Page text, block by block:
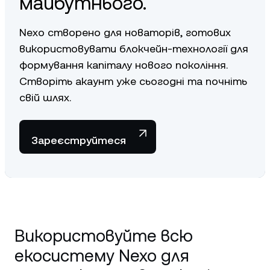
Nexo створено для новаторів, готових
використовувати блокчейн-технології для
формування капіталу нового покоління.
Створіть акаунт уже сьогодні та почніть
свій шлях.
Зареєструйтеся
Використовуйте всю
екосистему Nexo для